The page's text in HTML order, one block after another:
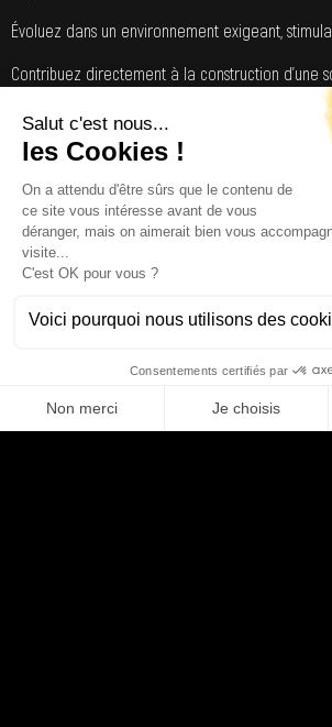
Évoluez dans un environnement exigeant,
Contribuez directement à la construction d’une
Partager